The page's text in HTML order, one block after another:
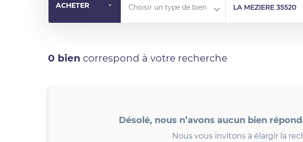
ACHETER LA MEZIERE 35520
0 bien correspond à votre recherche
Désolé, nous n’avons aucun bien
Nous vous invitons à élargir la